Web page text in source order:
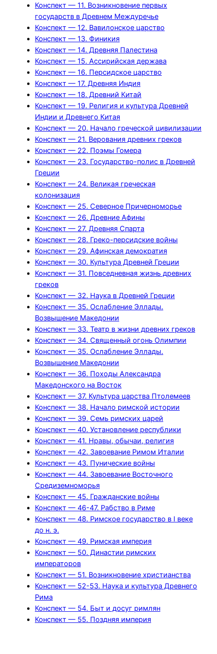
Конспект — 11. Возникновение первых
государств в Древнем Междуречье
Конспект — 12. Вавилонское царство
Конспект — 13. Финикия
Конспект — 14. Древняя Палестина
Конспект — 15. Ассирийская держава
Конспект — 16. Персидское царство
Конспект — 17. Древняя Индия
Конспект — 18. Древний Китай
Конспект — 19. Религия и культура Древней
Индии и Древнего Китая
Конспект — 20. Начало греческой цивилизации
Конспект — 21. Верования древних греков
Конспект — 22. Поэмы Гомера
Конспект — 23. Государство-полис в Древней
Греции
Конспект — 24. Великая греческая
колонизация
Конспект — 25. Северное Причерноморье
Конспект — 26. Древние Афины
Конспект — 27. Древняя Спарта
Конспект — 28. Греко-персидские войны
Конспект — 29. Афинская демократия
Конспект — 30. Культура Древней Греции
Конспект — 31. Повседневная жизнь древних
греков
Конспект — 32. Наука в Древней Греции
Конспект — 35. Ослабление Эллады.
Возвышение Македонии
Конспект — 33. Театр в жизни древних греков
Конспект — 34. Священный огонь Олимпии
Конспект — 35. Ослабление Эллады.
Возвышение Македонии
Конспект — 36. Походы Александра
Македонского на Восток
Конспект — 37. Культура царства Птолемеев
Конспект — 38. Начало римской истории
Конспект — 39. Семь римских царей
Конспект — 40. Установление республики
Конспект — 41. Нравы, обычаи, религия
Конспект — 42. Завоевание Римом Италии
Конспект — 43. Пунические войны
Конспект — 44. Завоевание Восточного
Средиземноморья
Конспект — 45. Гражданские войны
Конспект — 46-47. Рабство в Риме
Конспект — 48. Римское государство в I веке
до н. э.
Конспект — 49. Римская империя
Конспект — 50. Династии римских
императоров
Конспект — 51. Возникновение христианства
Конспект — 52-53. Наука и культура Древнего
Рима
Конспект — 54. Быт и досуг римлян
Конспект — 55. Поздняя империя